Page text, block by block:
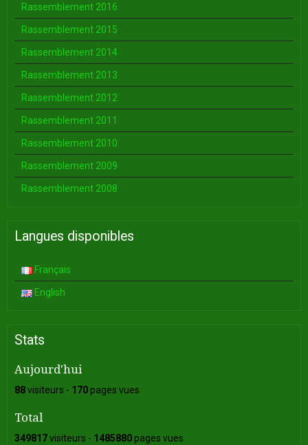
Rassemblement 2016
Rassemblement 2015
Rassemblement 2014
Rassemblement 2013
Rassemblement 2012
Rassemblement 2011
Rassemblement 2010
Rassemblement 2009
Rassemblement 2008
Langues disponibles
Français
English
Stats
Aujourd'hui
88visiteurs - 170pages vues
Total
349817visiteurs - 1485880pages vues